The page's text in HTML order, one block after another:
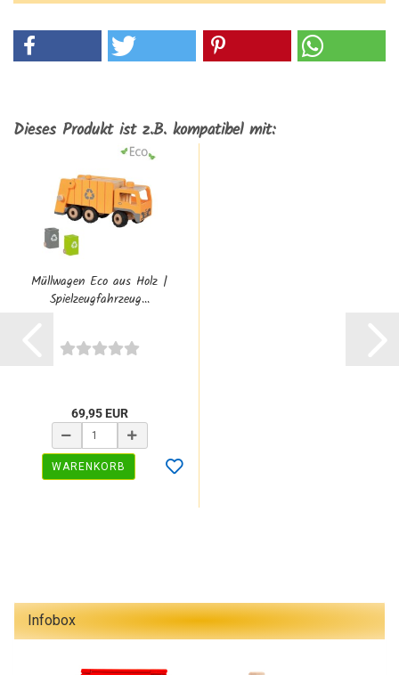
Dieses Produkt ist z.B. kompatibel mit:
Müllwagen Eco aus Holz |
Spielzeugfahrzeug...
69,95 EUR
WARENKORB
Infobox